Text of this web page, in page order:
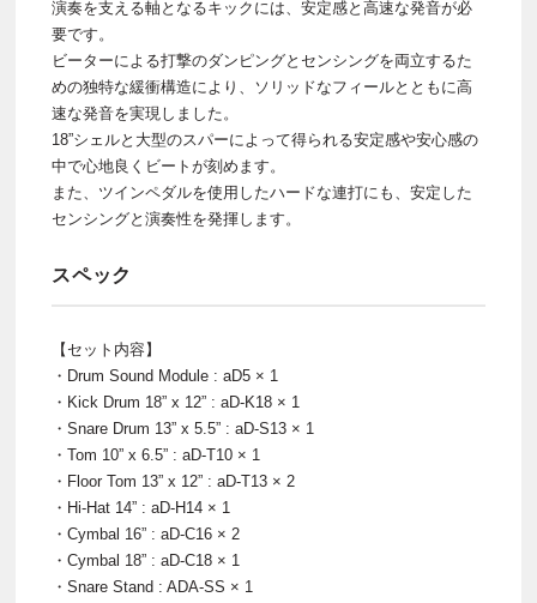
演奏を支える軸となるキックには、安定感と高速な発音が必
要です。
ビーターによる打撃のダンピングとセンシングを両立するた
めの独特な緩衝構造により、ソリッドなフィールとともに高
速な発音を実現しました。
18”シェルと大型のスパーによって得られる安定感や安心感の
中で心地良くビートが刻めます。
また、ツインペダルを使用したハードな連打にも、安定した
センシングと演奏性を発揮します。
スペック
【セット内容】
・Drum Sound Module : aD5 × 1
・Kick Drum 18” x 12” : aD-K18 × 1
・Snare Drum 13” x 5.5” : aD-S13 × 1
・Tom 10” x 6.5” : aD-T10 × 1
・Floor Tom 13” x 12” : aD-T13 × 2
・Hi-Hat 14” : aD-H14 × 1
・Cymbal 16” : aD-C16 × 2
・Cymbal 18” : aD-C18 × 1
・Snare Stand : ADA-SS × 1